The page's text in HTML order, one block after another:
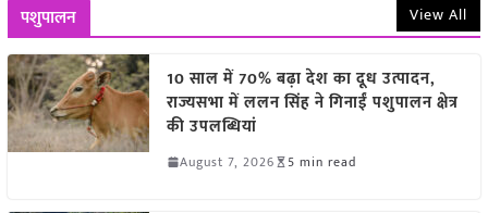
पशुपालन View All
10 साल में 70% बढ़ा देश का दूध उत्पादन,
राज्यसभा में ललन सिंह ने गिनाईं पशुपालन क्षेत्र
की उपलब्धियां
August 7, 2026 5 min read